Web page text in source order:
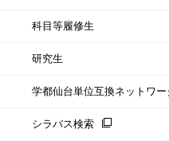
科目等履修生
研究生
学都仙台単位互換ネットワー
シラバス検索